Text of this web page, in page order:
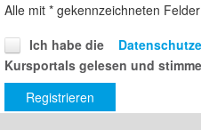
Alle mit * gekennzeichneten
Ich habe die
Kursportals gelesen und
Registrieren